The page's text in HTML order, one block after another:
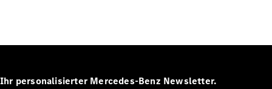
Ihr personalisierter Mercedes-Benz Newsletter.